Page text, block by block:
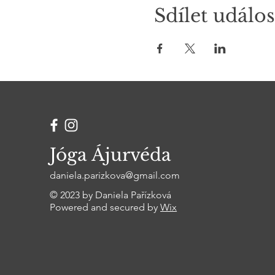
Sdílet
Jóga Ájurvéda
daniela.parizkova@gmail.com
© 2023 by Daniela Pařízková
Powered and secured byWix